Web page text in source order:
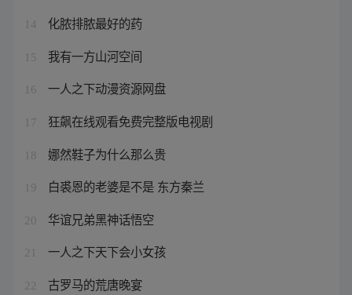
14 化脓排脓最好的药
15 我有一方山河空间
16 一人之下动漫资源网盘
17 狂飙在线观看免费完整版电视剧
18 娜然鞋子为什么那么贵
19 白裘恩的老婆是不是 东方秦兰
20 华谊兄弟黑神话悟空
21 一人之下天下会小女孩
22 古罗马的荒唐晚宴